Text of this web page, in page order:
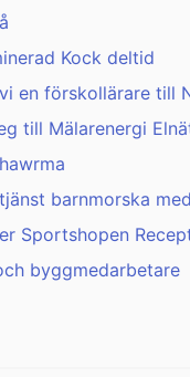
Kock deltid
en förskollärare till
till Mälarenergi
barnmorska
Sportshopen
byggmedarbetare